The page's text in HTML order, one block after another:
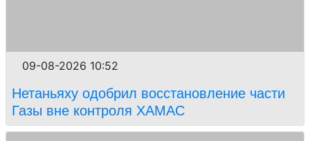
09-08-2026 10:52
Нетаньяху одобрил восстановление части
Газы вне контроля ХАМАС